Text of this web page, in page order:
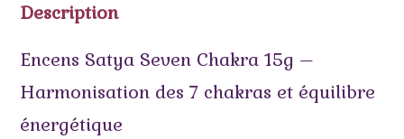
Description
Encens Satya Seven Chakra 15g –
Harmonisation des 7 chakras et équilibre
énergétique